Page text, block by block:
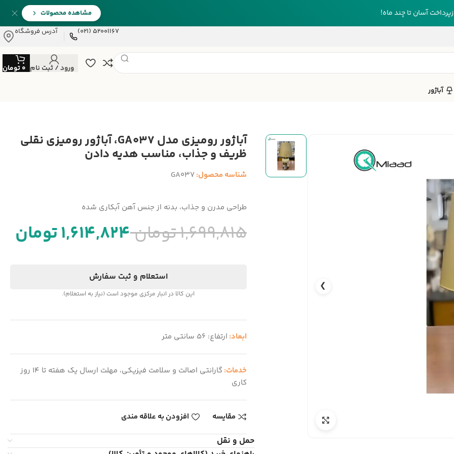
آسان تا چند ماه!
مشاهده محصولات
52001167 (021)
آدرس فروشگاه
ورود / ثبت نام 0تومان
آباژور
❯
آباژور رومیزی مدل GA037، آباژور رومیزی نقلی
ظریف و جذاب، مناسب هدیه دادن
شناسه محصول:GA037
طراحی مدرن و جذاب، بدنه از جنس آهن آبکاری شده
1,699,815تومان1,614,824تومان
استعلام و ثبت سفارش
این کالا در انبار مرکزی موجود است (نیاز به استعلام).
ابعاد: ارتفاع: 56 سانتی متر
خدمات:
گارانتی اصالت و سلامت فیزیکی، مهلت ارسال یک هفته تا 14 روز
کاری
مقایسه افزودن به علاقه مندی
حمل و نقل